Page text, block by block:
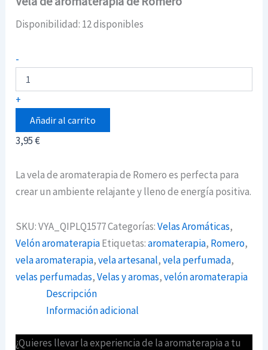
Disponibilidad: 12 disponibles
-
de
aromaterapia
de
Romero
cantidad
+
Añadir al carrito
3,95€
La vela de aromaterapia de Romero es perfecta para
crear un ambiente relajante y lleno de energía positiva.
SKU:VYA_QIPLQ1577Categorías:Velas Aromáticas,
Velón aromaterapiaEtiquetas:aromaterapia, Romero,
vela aromaterapia,vela artesanal,vela perfumada,
velas perfumadas,Velas y aromas,velón aromaterapia
Descripción
Información adicional
¿Quieres llevar la experiencia de la aromaterapia a tu